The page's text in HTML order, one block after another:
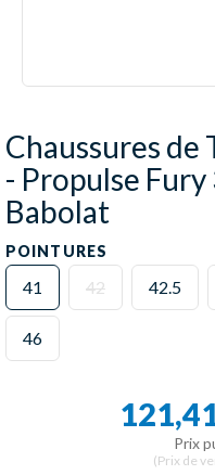
Chaussures de
- Propulse
Babolat
POINTURES
41 42 42.5
46
Prix
(Prix de